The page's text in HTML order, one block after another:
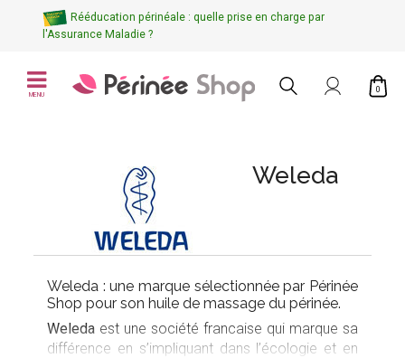
Rééducation périnéale : quelle prise en charge par
l'Assurance Maladie ?
MENU
0
Weleda
Weleda : une marque sélectionnée par Périnée
Shop pour son huile de massage du périnée.
Weleda est une société francaise qui marque sa
différence en s’impliquant dans l’écologie et en